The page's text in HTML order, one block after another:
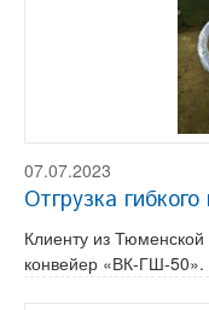
07.07.2023
Отгрузка
Клиенту из
конвейер «ВК-ГШ-50».